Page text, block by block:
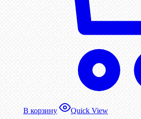
В корзину Quick View